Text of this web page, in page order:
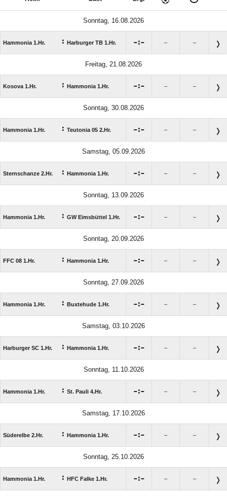
Sonntag, 16.08.2026
Hammonia 1.Hr. : Harburger TB 1.Hr. : – –
Freitag, 21.08.2026
Kosova 1.Hr. : Hammonia 1.Hr. : – –
Sonntag, 30.08.2026
Hammonia 1.Hr. : Teutonia 05 2.Hr. : – –
Samstag, 05.09.2026
Sternschanze 2.Hr. : Hammonia 1.Hr. : – –
Sonntag, 13.09.2026
Hammonia 1.Hr. : GW Eimsbüttel 1.Hr. : – –
Sonntag, 20.09.2026
FFC 08 1.Hr. : Hammonia 1.Hr. : – –
Sonntag, 27.09.2026
Hammonia 1.Hr. : Buxtehude 1.Hr. : – –
Samstag, 03.10.2026
Harburger SC 1.Hr. : Hammonia 1.Hr. : – –
Sonntag, 11.10.2026
Hammonia 1.Hr. : St. Pauli 4.Hr. : – –
Samstag, 17.10.2026
Süderelbe 2.Hr. : Hammonia 1.Hr. : – –
Sonntag, 25.10.2026
Hammonia 1.Hr. : HFC Falke 1.Hr. : – –